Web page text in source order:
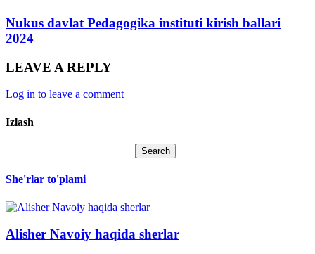
Nukus davlat Pedagogika instituti kirish ballari
2024
LEAVE A REPLY
Log in to leave a comment
Izlash
She'rlar to'plami
Alisher Navoiy haqida sherlar